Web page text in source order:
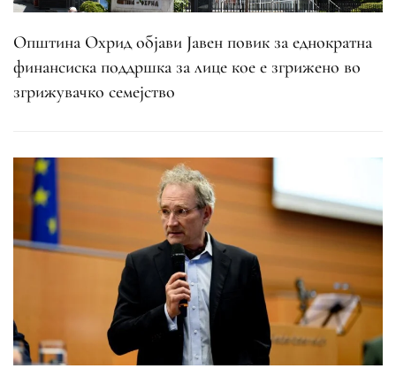
Општина Охрид објави Јавен повик за еднократна
финансиска поддршка за лице кое е згрижено во
згрижувачко семејство